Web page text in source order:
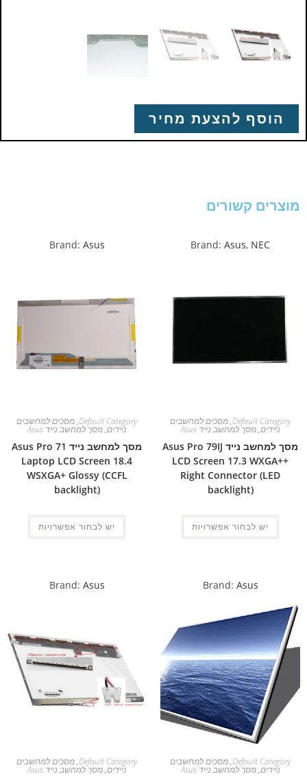
הוסף להצעת מחיר
מוצרים קשורים
Brand: Asus, NEC
Default Category
,מסכים למחשבים
ניידים,מסך למחשב נייד Asus
מסך למחשב נייד Asus Pro 79IJ
LCD Screen 17.3 WXGA++
Right Connector (LED
backlight)
יש לבחור אפשרויות
Brand: Asus
Default Category
,מסכים למחשבים
ניידים,מסך למחשב נייד Asus
מסך למחשב נייד Asus Pro 71
Laptop LCD Screen 18.4
WSXGA+ Glossy (CCFL
backlight)
יש לבחור אפשרויות
Brand: Asus
Default Category
,מסכים למחשבים
ניידים,מסך למחשב נייד Asus
Brand: Asus
Default Category
,מסכים למחשבים
ניידים,מסך למחשב נייד Asus